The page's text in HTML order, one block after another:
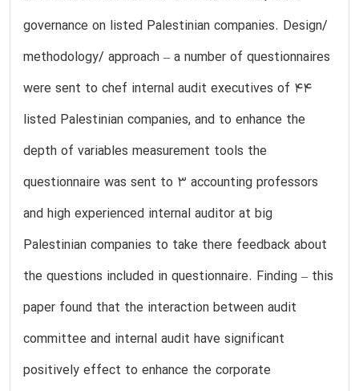
governance on listed Palestinian companies. Design/
methodology/ approach – a number of questionnaires
were sent to chef internal audit executives of 44
listed Palestinian companies, and to enhance the
depth of variables measurement tools the
questionnaire was sent to 3 accounting professors
and high experienced internal auditor at big
Palestinian companies to take there feedback about
the questions included in questionnaire. Finding – this
paper found that the interaction between audit
committee and internal audit have significant
positively effect to enhance the corporate